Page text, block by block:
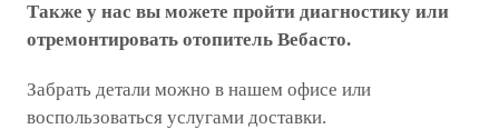
Также у нас вы можете пройти диагностику или
отремонтировать отопитель Вебасто.
Забрать детали можно в нашем офисе или
воспользоваться услугами доставки.